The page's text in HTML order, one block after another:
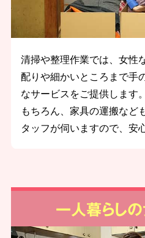
清掃や整理作業では、女性
配りや細かいところまで手
なサービスをご提供します。
もちろん、家具の運搬など
タッフが伺いますので、安
一人暮らし